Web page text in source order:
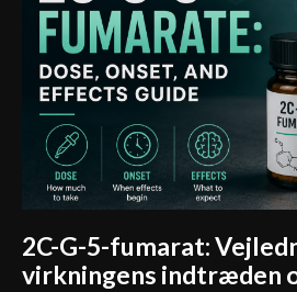
2C-G-5-fumarat:
virkningens indtræden